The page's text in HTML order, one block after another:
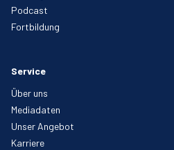
Podcast
Fortbildung
Service
Über uns
Mediadaten
Unser Angebot
Karriere